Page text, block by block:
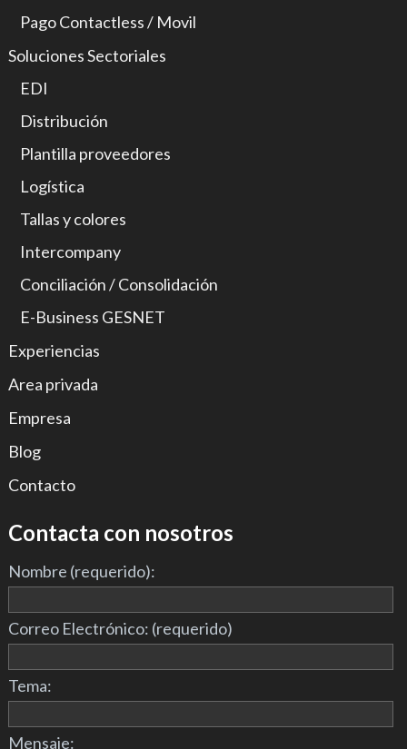
Pago Contactless / Movil
Soluciones Sectoriales
EDI
Distribución
Plantilla proveedores
Logística
Tallas y colores
Intercompany
Conciliación / Consolidación
E-Business GESNET
Experiencias
Area privada
Empresa
Blog
Contacto
Contacta con nosotros
Nombre (requerido):
Correo Electrónico: (requerido)
Tema:
Mensaje: